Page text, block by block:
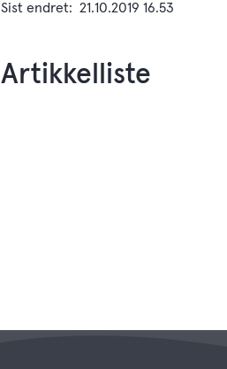
Sist endret 21.10.2019 16.53
Artikkelliste